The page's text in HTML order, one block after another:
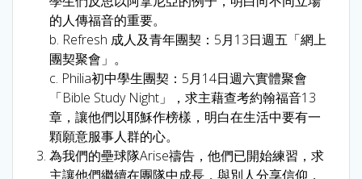
的人傳福音的重要。
b. Refresh 成人及青年團契：5月13日週五「網上
團契聚會」。
c. Philia初中學生團契：5月14日週六實體聚會
「Bible Study Night」，求主藉查考約翰福音13
章，讓他們以耶穌作榜樣，明白在生活中要有一
顆願意服事人群的心。
為我們的壘球隊Arise禱告，他們已開始練習，求
主讓他們繼續在團隊中成長，與別人分享信仰，